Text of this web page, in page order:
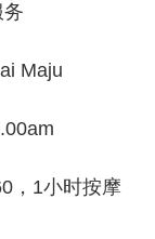
Maju
，1小时按摩